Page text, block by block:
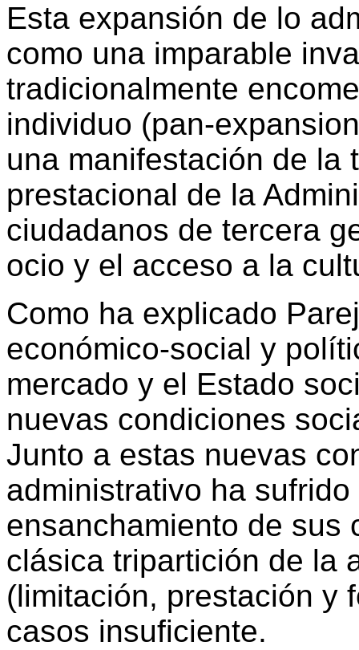
Esta expansión de lo
como una imparable
tradicionalmente
individuo (pan-
una manifestación de la
prestacional de la
ciudadanos de tercera
ocio y el acceso a la
Como ha explicado
económico-social y
mercado y el Estado
nuevas condiciones
Junto a estas nuevas
administrativo ha
ensanchamiento de sus
clásica tripartición de la
(limitación, prestación y
casos insuficiente.